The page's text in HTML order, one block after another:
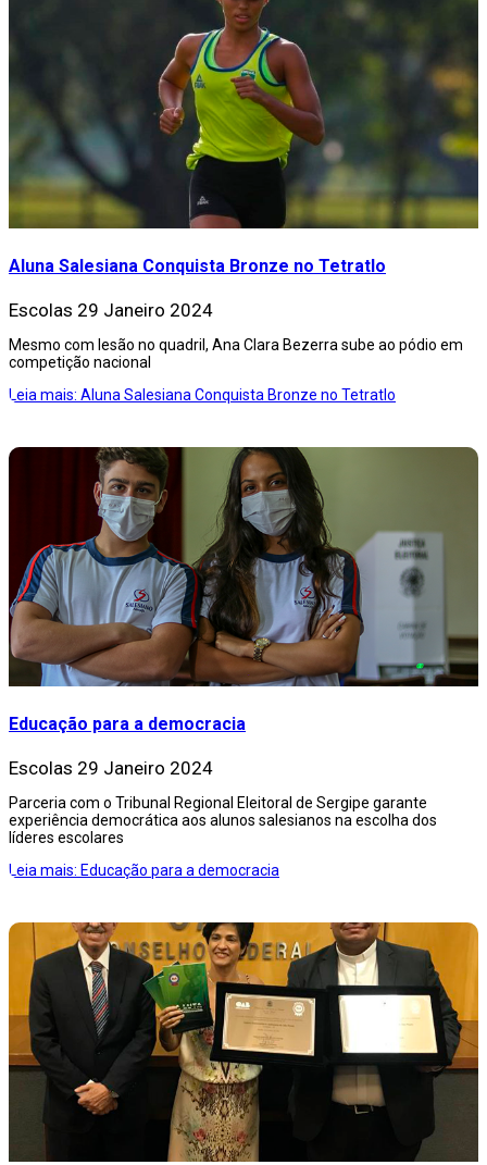
Aluna Salesiana Conquista Bronze no Tetratlo
Escolas 29 Janeiro 2024
Mesmo com lesão no quadril, Ana Clara Bezerra sube ao pódio em
competição nacional
Leia mais: Aluna Salesiana Conquista Bronze no Tetratlo
Educação para a democracia
Escolas 29 Janeiro 2024
Parceria com o Tribunal Regional Eleitoral de Sergipe garante
experiência democrática aos alunos salesianos na escolha dos
líderes escolares
Leia mais: Educação para a democracia